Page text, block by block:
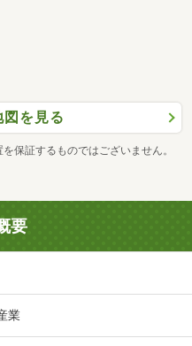
図を見る
保証するものではございません。
要
業